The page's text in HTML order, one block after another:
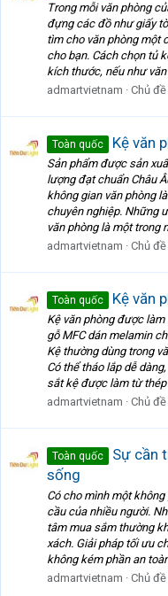
Trong mỗi văn phòng
đựng các đồ như giấy
tìm cho văn phòng một
cho bạn. Cách chọn tủ
kích thước, nếu như
admartvietnam
Chủ đề
Toàn quốc Kệ văn
Sản phẩm được sản
lượng đạt chuẩn Châu
không gian văn phòng
chuyên nghiệp. Những
văn phòng là một trong
admartvietnam
Chủ đề
Toàn quốc Kệ văn
Kệ văn phòng được
gỗ MFC dán melamin
Kệ thường dùng trong
Có thể tháo lắp dễ
sắt kệ được làm từ thép
admartvietnam
Chủ đề
Toàn quốc
Sự cần
sống
Có cho mình một
cầu của nhiều người.
tâm mua sắm thường
xách. Giải pháp tối ưu
không kém phần an
admartvietnam
Chủ đề